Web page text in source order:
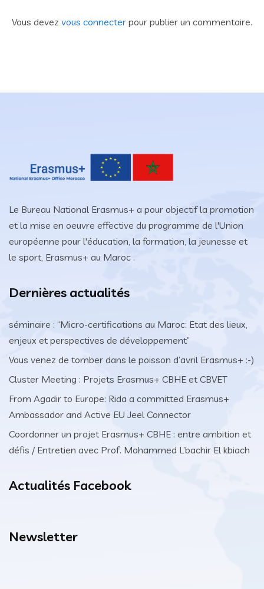
Vous devez vous connecter pour publier un commentaire.
Le Bureau National Erasmus+ a pour objectif la promotion
et la mise en oeuvre effective du programme de l'Union
européenne pour l'éducation, la formation, la jeunesse et
le sport, Erasmus+ au Maroc .
Dernières actualités
séminaire : “Micro-certifications au Maroc: Etat des lieux,
enjeux et perspectives de développement”
Vous venez de tomber dans le poisson d’avril Erasmus+ :-)
Cluster Meeting : Projets Erasmus+ CBHE et CBVET
From Agadir to Europe: Rida a committed Erasmus+
Ambassador and Active EU Jeel Connector
Coordonner un projet Erasmus+ CBHE : entre ambition et
défis / Entretien avec Prof. Mohammed L’bachir El kbiach
Actualités Facebook
Newsletter